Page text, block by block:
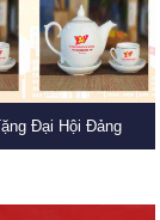
Đại Hội Đảng